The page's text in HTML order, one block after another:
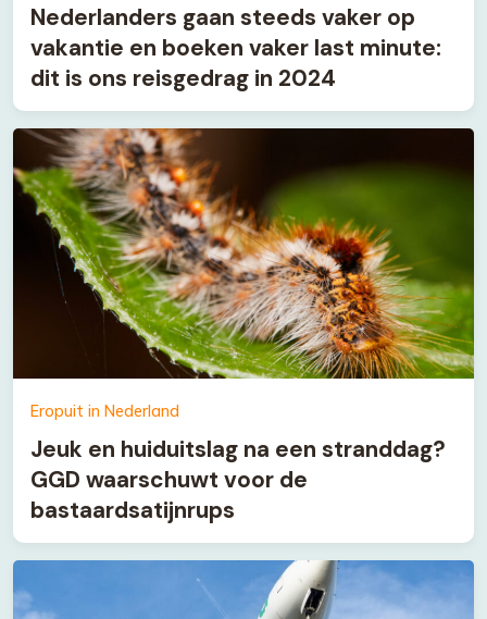
Nederlanders gaan steeds vaker op
vakantie en boeken vaker last minute:
dit is ons reisgedrag in 2024
Eropuit in Nederland
Jeuk en huiduitslag na een stranddag?
GGD waarschuwt voor de
bastaardsatijnrups